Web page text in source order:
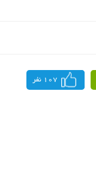
107 نفر